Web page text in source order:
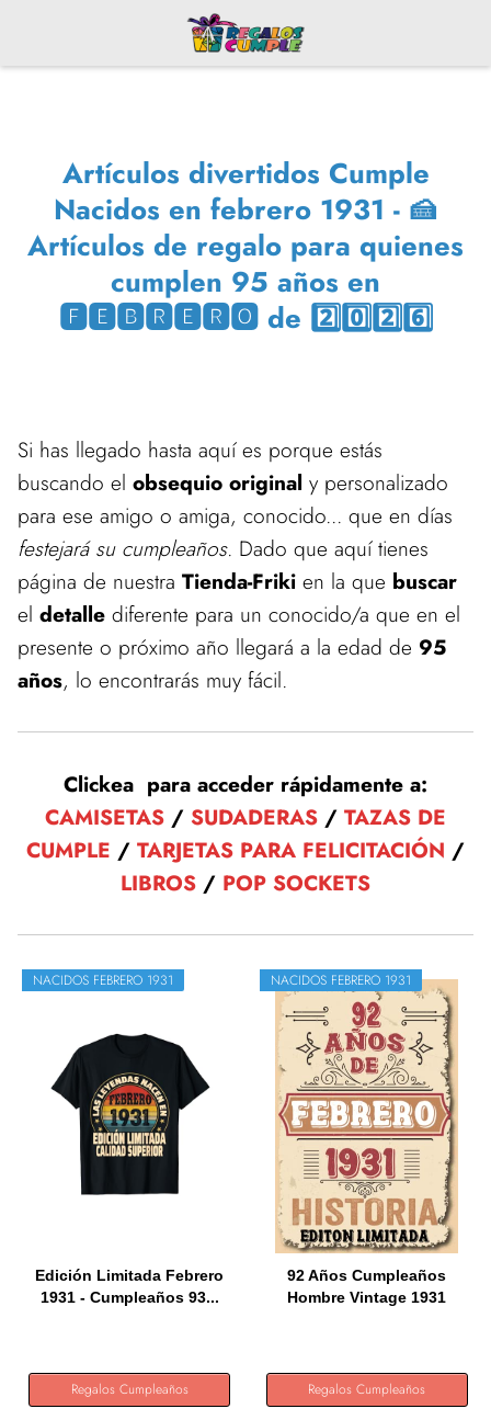
Artículos divertidos Cumple
Nacidos en febrero 1931 - 🍰
Artículos de regalo para quienes
cumplen 95 años en
🅵🅴🅱🆁🅴🆁🅾 de 2️⃣0️⃣2️⃣6️⃣
Si has llegado hasta aquí es porque estás
buscando el obsequio original y personalizado
para ese amigo o amiga, conocido... que en días
festejará su cumpleaños. Dado que aquí tienes
página de nuestra Tienda-Friki en la que buscar
el detalle diferente para un conocido/a que en el
presente o próximo año llegará a la edad de 95
años, lo encontrarás muy fácil.
Clickea para acceder rápidamente a:
CAMISETAS / SUDADERAS / TAZAS DE
CUMPLE / TARJETAS PARA FELICITACIÓN /
LIBROS / POP SOCKETS
NACIDOS FEBRERO 1931
Edición Limitada Febrero
1931 - Cumpleaños 93...
Regalos Cumpleaños
NACIDOS FEBRERO 1931
92 Años Cumpleaños
Hombre Vintage 1931
Regalos Cumpleaños